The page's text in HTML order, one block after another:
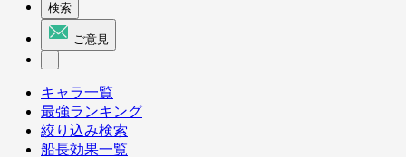
検索
ご意見
キャラ一覧
最強ランキング
絞り込み検索
船長効果一覧